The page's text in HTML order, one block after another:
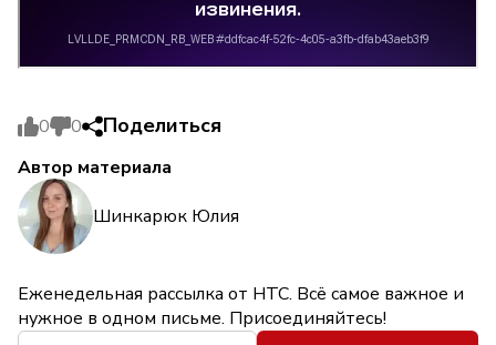
0 0 Поделиться
Автор материала
Шинкарюк Юлия
Еженедельная рассылка от НТС. Всё самое важное и
нужное в одном письме. Присоединяйтесь!